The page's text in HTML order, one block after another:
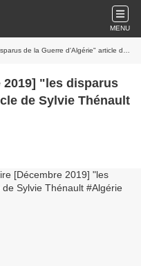
MENU
article de Sylvie Thénault #Algérie #disparus #Audin
2019] "les disparus
de Sylvie Thénault